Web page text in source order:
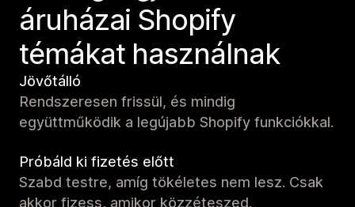
áruházai Shopify
témákat használnak
Jövőtálló
Rendszeresen frissül, és mindig
együttműködik a legújabb Shopify funkciókkal.
Próbáld ki fizetés előtt
Szabd testre, amíg tökéletes nem lesz. Csak
akkor fizess, amikor közzéteszed.